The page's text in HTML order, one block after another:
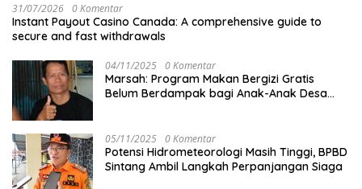
31/07/2026 0 Komentar
Instant Payout Casino Canada: A comprehensive guide to
secure and fast withdrawals
04/11/2025 0 Komentar
Marsah: Program Makan Bergizi Gratis
Belum Berdampak bagi Anak-Anak Desa
05/11/2025 0 Komentar
Potensi Hidrometeorologi Masih Tinggi, BPBD
Sintang Ambil Langkah Perpanjangan Siaga